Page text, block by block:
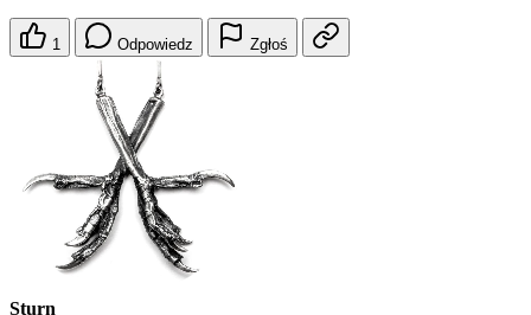
1 Odpowiedz Zgłoś
Sturn